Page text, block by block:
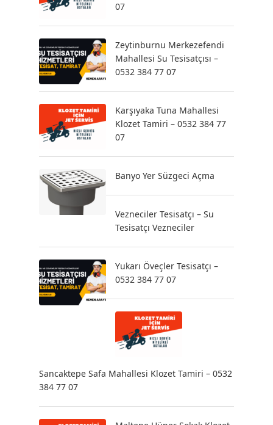
07
Zeytinburnu Merkezefendi
Mahallesi Su Tesisatçısı –
0532 384 77 07
Karşıyaka Tuna Mahallesi
Klozet Tamiri – 0532 384 77
07
Banyo Yer Süzgeci Açma
Vezneciler Tesisatçı – Su
Tesisatçı Vezneciler
Yukarı Öveçler Tesisatçı –
0532 384 77 07
Sancaktepe Safa Mahallesi Klozet Tamiri – 0532
384 77 07